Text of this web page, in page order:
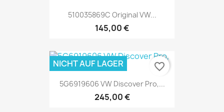
510035869C Original VW...
145,00 €
5G6919606 VW Discover Pro,...
245,00 €
NICHT AUF LAGER favorite_border